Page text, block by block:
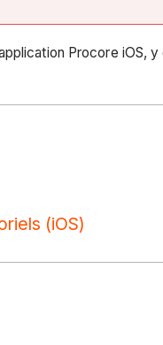
Procore
(iOS)